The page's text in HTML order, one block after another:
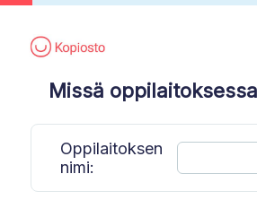
Missä
Oppilaitoksen
nimi: